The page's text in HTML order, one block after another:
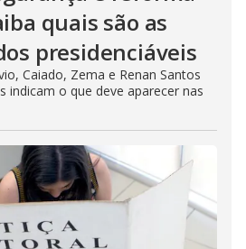
quais são as
presidenciáveis
Caiado, Zema e Renan Santos
indicam o que deve aparecer nas